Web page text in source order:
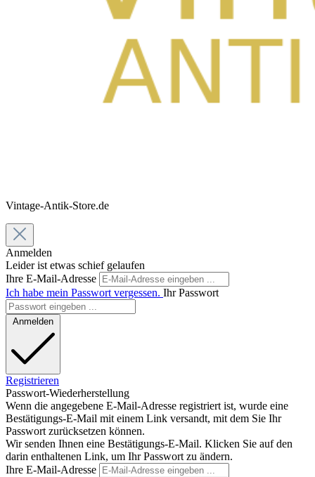
Vintage-Antik-Store.de
Anmelden
Leider ist etwas schief gelaufen
Ihre E-Mail-Adresse
Ich habe mein Passwort vergessen. Ihr Passwort
Anmelden
Registrieren
Passwort-Wiederherstellung
Wenn die angegebene E-Mail-Adresse registriert ist, wurde eine
Bestätigungs-E-Mail mit einem Link versandt, mit dem Sie Ihr
Passwort zurücksetzen können.
Wir senden Ihnen eine Bestätigungs-E-Mail. Klicken Sie auf den
darin enthaltenen Link, um Ihr Passwort zu ändern.
Ihre E-Mail-Adresse